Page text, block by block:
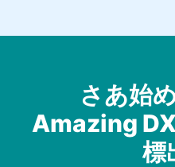
さあ始
Amazing
標